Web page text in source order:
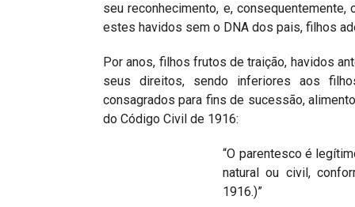
seu reconhecimento, e,
estes havidos sem o DNA dos pais, filhos
Por anos, filhos frutos de traição, havidos
seus direitos, sendo inferiores aos
consagrados para fins de sucessão,
do Código Civil de 1916:
“O parentesco é
natural ou civil,
1916.)”